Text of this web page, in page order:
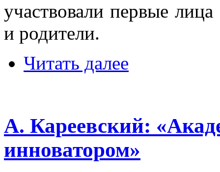
участвовали первые
и родители.
Читать далее
А. Кареевский:
инноватором»